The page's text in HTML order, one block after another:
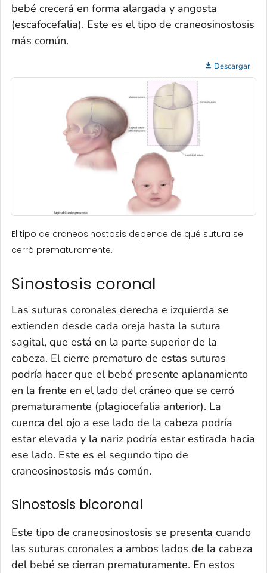
bebé crecerá en forma alargada y angosta
(escafocefalia). Este es el tipo de craneosinostosis
más común.
Descargar
El tipo de craneosinostosis depende de qué sutura se
cerró prematuramente.
Sinostosis coronal
Las suturas coronales derecha e izquierda se
extienden desde cada oreja hasta la sutura
sagital, que está en la parte superior de la
cabeza. El cierre prematuro de estas suturas
podría hacer que el bebé presente aplanamiento
en la frente en el lado del cráneo que se cerró
prematuramente (plagiocefalia anterior). La
cuenca del ojo a ese lado de la cabeza podría
estar elevada y la nariz podría estar estirada hacia
ese lado. Este es el segundo tipo de
craneosinostosis más común.
Sinostosis bicoronal
Este tipo de craneosinostosis se presenta cuando
las suturas coronales a ambos lados de la cabeza
del bebé se cierran prematuramente. En estos